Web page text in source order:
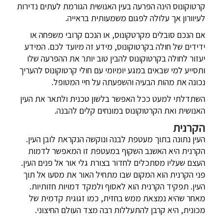
קרטוקונוס הינה הפרעה בעין האנושית הגורמת לעתים נדירות
לעיוורון אך עלולה לפגום משמעותית בראייה.
אם הנכם סובלים מקרטקונוס, או הנכם קרובי משפחה או
ידידים של חולה בקרטוקונוס, מידע זה מיועד לכם. המידע
יעזור לחולה בקרטוקונוס להבין טוב יותר את ההפרעה שלו
ותסייע למי שבאים במגע יומיומי עם חולי קרטוקונוס להעריך
נכונה את מהות הבעיה והשפעתה על חיי המטופל.
השתדלתי למעט ככל האפשר בלשון טכנית ולתאר את העין
האנושית ואת הקרטוקונוס במונחים קלים להבנה.
הקרנית
העין נתונה בתוך מעטפת לבנה ונוקשה הנקראת לובן העין.
הקרנית היא האשנב השקוף במעטפת זו המאפשר לדמות
העצם שעליו מסתכלים לחדור בצורת גלי אור אל פנים העין.
פני הקרנית הוא המקום שבו מתחיל האור את מסעו אל תוך
העין. תפקיד הקרנית הוא לאסוף ולמקד דמויות חזותיות.
מאחר שהיא נמצאת ממש בחזית, כמו זגוגית קדמית של
מכונית, היא קרבן להתעללות רבה מצד העולם החיצוני.